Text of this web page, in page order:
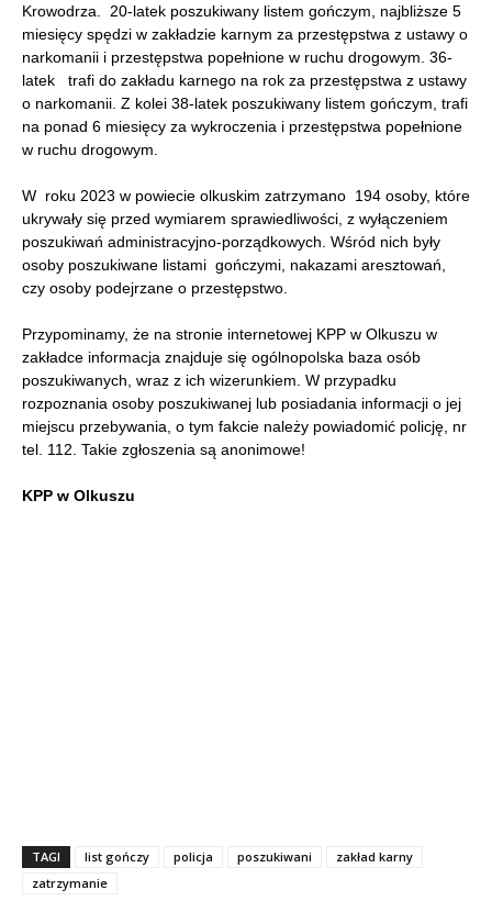
Krowodrza. 20-latek poszukiwany listem gończym, najbliższe 5
miesięcy spędzi w zakładzie karnym za przestępstwa z ustawy o
narkomanii i przestępstwa popełnione w ruchu drogowym. 36-
latek trafi do zakładu karnego na rok za przestępstwa z ustawy
o narkomanii. Z kolei 38-latek poszukiwany listem gończym, trafi
na ponad 6 miesięcy za wykroczenia i przestępstwa popełnione
w ruchu drogowym.
W roku 2023 w powiecie olkuskim zatrzymano 194 osoby, które
ukrywały się przed wymiarem sprawiedliwości, z wyłączeniem
poszukiwań administracyjno-porządkowych. Wśród nich były
osoby poszukiwane listami gończymi, nakazami aresztowań,
czy osoby podejrzane o przestępstwo.
Przypominamy, że na stronie internetowej KPP w Olkuszu w
zakładce informacja znajduje się ogólnopolska baza osób
poszukiwanych, wraz z ich wizerunkiem. W przypadku
rozpoznania osoby poszukiwanej lub posiadania informacji o jej
miejscu przebywania, o tym fakcie należy powiadomić policję, nr
tel. 112. Takie zgłoszenia są anonimowe!
KPP w Olkuszu
TAGI list gończy policja poszukiwani
zakład karny
zatrzymanie